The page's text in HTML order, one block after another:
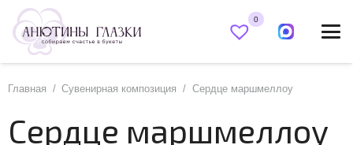
0
Главная / Сувенирная композиция / Сердце маршмеллоу
Сердце маршмеллоу